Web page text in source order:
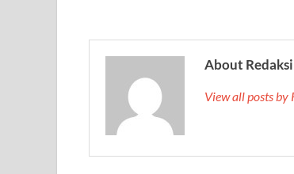
About Redaksi
View all posts by